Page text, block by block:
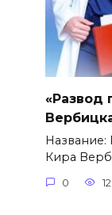
«Развод
Кира
0 12